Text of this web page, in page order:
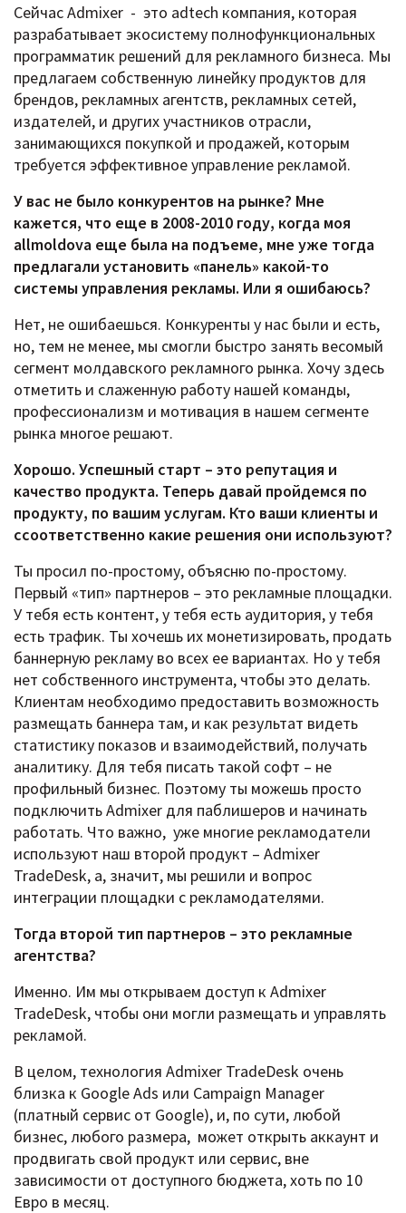
Сейчас Admixer - это adtech компания, которая
разрабатывает экосистему полнофункциональных
программатик решений для рекламного бизнеса. Мы
предлагаем собственную линейку продуктов для
брендов, рекламных агентств, рекламных сетей,
издателей, и других участников отрасли,
занимающихся покупкой и продажей, которым
требуется эффективное управление рекламой.
У вас не было конкурентов на рынке? Мне
кажется, что еще в 2008-2010 году, когда моя
allmoldova еще была на подъеме, мне уже тогда
предлагали установить «панель» какой-то
системы управления рекламы. Или я ошибаюсь?
Нет, не ошибаешься. Конкуренты у нас были и есть,
но, тем не менее, мы смогли быстро занять весомый
сегмент молдавского рекламного рынка. Хочу здесь
отметить и слаженную работу нашей команды,
профессионализм и мотивация в нашем сегменте
рынка многое решают.
Хорошо. Успешный старт – это репутация и
качество продукта. Теперь давай пройдемся по
продукту, по вашим услугам. Кто ваши клиенты и
cсоответственно какие решения они используют?
Ты просил по-простому, объясню по-простому.
Первый «тип» партнеров – это рекламные площадки.
У тебя есть контент, у тебя есть аудитория, у тебя
есть трафик. Ты хочешь их монетизировать, продать
баннерную рекламу во всех ее вариантах. Но у тебя
нет собственного инструмента, чтобы это делать.
Клиентам необходимо предоставить возможность
размещать баннера там, и как результат видеть
статистику показов и взаимодействий, получать
аналитику. Для тебя писать такой софт – не
профильный бизнес. Поэтому ты можешь просто
подключить Admixer для паблишеров и начинать
работать. Что важно, уже многие рекламодатели
используют наш второй продукт – Admixer
TradeDesk, а, значит, мы решили и вопрос
интеграции площадки с рекламодателями.
Тогда второй тип партнеров – это рекламные
агентства?
Именно. Им мы открываем доступ к Admixer
TradeDesk, чтобы они могли размещать и управлять
рекламой.
В целом, технология Admixer TradeDesk очень
близка к Google Ads или Campaign Manager
(платный сервис от Google), и, по сути, любой
бизнес, любого размера, может открыть аккаунт и
продвигать свой продукт или сервис, вне
зависимости от доступного бюджета, хоть по 10
Евро в месяц.